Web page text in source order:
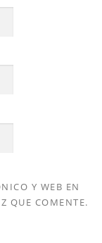
Y WEB EN
QUE COMENTE.